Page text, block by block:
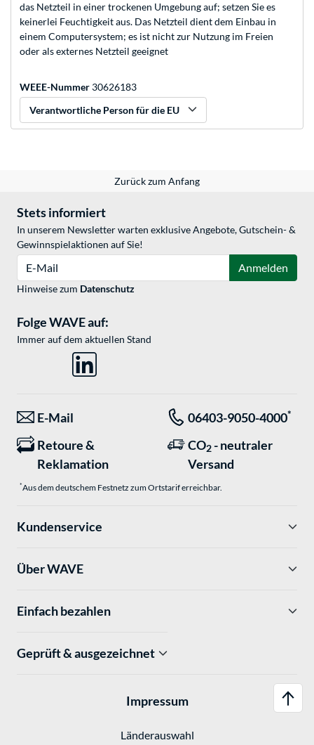
das Netzteil in einer trockenen Umgebung auf; setzen Sie es
keinerlei Feuchtigkeit aus. Das Netzteil dient dem Einbau in
einem Computersystem; es ist nicht zur Nutzung im Freien
oder als externes Netzteil geeignet
WEEE-Nummer 30626183
Verantwortliche Person für die EU
Zurück zum Anfang
Stets informiert
In unserem Newsletter warten exklusive Angebote, Gutschein- &
Gewinnspielaktionen auf Sie!
Anmelden
Hinweise zum Datenschutz
Folge WAVE auf:
Immer auf dem aktuellen Stand
E-Mail 06403-9050-4000*
Retoure &
Reklamation
CO2 - neutraler
Versand
*Aus dem deutschem Festnetz zum Ortstarif erreichbar.
Kundenservice
Über WAVE
Einfach bezahlen
Geprüft & ausgezeichnet
Impressum
Länderauswahl